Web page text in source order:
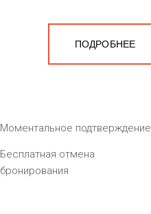
ПОДРОБНЕЕ
Моментальное подтверждение
Бесплатная отмена
бронирования